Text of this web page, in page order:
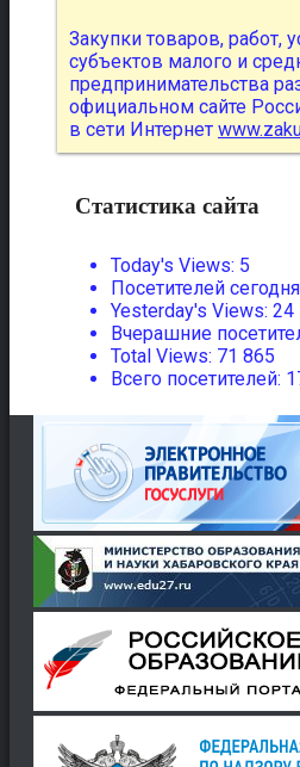
Закупки товаров, работ,
субъектов малого и
предпринимательства
официальном сайте
в сети Интернет
Статистика сайта
Today's Views: 5
Посетителей
Yesterday's Views: 24
Вчерашние
Total Views: 71 865
Всего посетителей: